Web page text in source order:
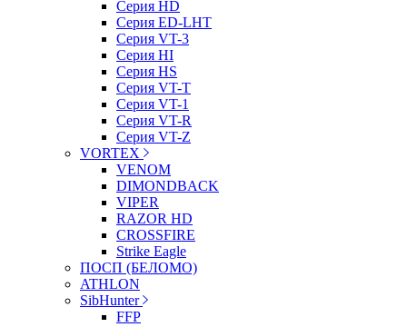
Серия HD
Серия ED-LHT
Серия VT-3
Серия HI
Серия HS
Серия VT-T
Серия VT-1
Серия VT-R
Серия VT-Z
VORTEX
VENOM
DIMONDBACK
VIPER
RAZOR HD
CROSSFIRE
Strike Eagle
ПОСП (БЕЛОМО)
ATHLON
SibHunter
FFP